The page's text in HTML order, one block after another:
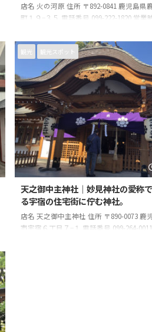
店名 火の河原 住所 〒892-0841 鹿児島県
町１９−３５ 電話番号 099-222-1820 営業
観光 観光スポット
天之御中主神社｜妙見神社の愛称
る宇宿の住宅街に佇む神社。
店名 天之御中主神社 住所 〒890-0073 鹿
市宇宿６丁目７−１ 電話番号 099-264-